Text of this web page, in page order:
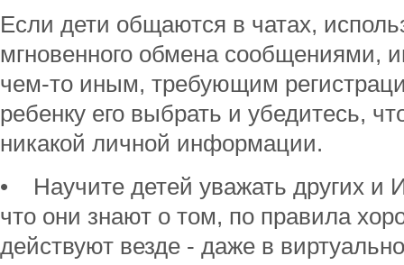
Если дети общаются в чатах,
мгновенного обмена сообщениями,
чем-то иным, требующим
ребенку его выбрать и убедитесь,
никакой личной информации.
• Научите детей уважать других и
что они знают о том, по правила
действуют везде - даже в